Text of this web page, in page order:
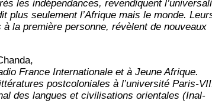
les indé­pen­dances, reven­diquent
plus seule­ment l’Afrique mais le monde.
la pre­mière per­sonne, révèlent de nou­veaux
France Inter­na­tio­nale et à Jeune Afrique.
post­co­lo­niales à l’université Paris-
des langues et civi­li­sa­tions orien­tales (Inal­